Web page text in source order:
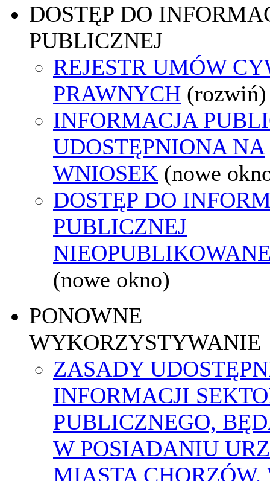
DOSTĘP DO
PUBLICZNEJ
REJESTR UMÓW
PRAWNYCH (rozwiń)
INFORMACJA
UDOSTĘPNIONA NA
WNIOSEK (nowe
DOSTĘP DO
PUBLICZNEJ
(nowe okno)
PONOWNE
WYKORZYSTYWANIE
ZASADY
INFORMACJI
PUBLICZNEGO,
W POSIADANIU
MIASTA CHORZÓW,